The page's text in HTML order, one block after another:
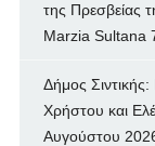
της Πρεσβείας
Marzia Sultana
Δήμος
Χρήστου και
Αυγούστου